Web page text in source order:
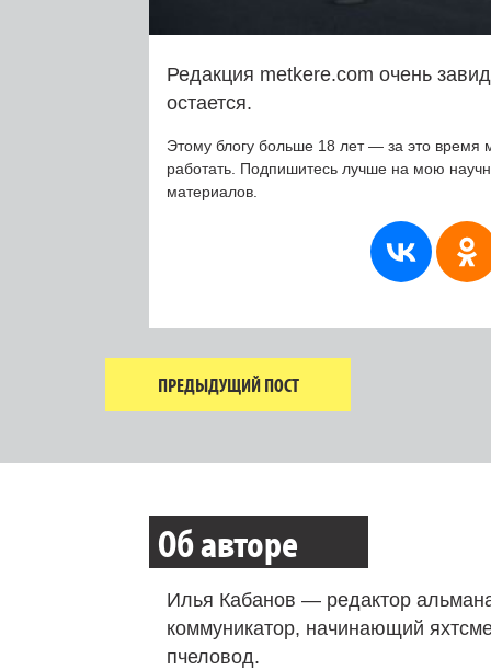
Редакция metkere.com очень
остается.
Этому блогу больше 18 лет — за это время
работать. Подпишитесь лучше на мою
материалов.
ПРЕДЫДУЩИЙ ПОСТ
Об авторе
Илья Кабанов — редактор
коммуникатор, начинающий
пчеловод.